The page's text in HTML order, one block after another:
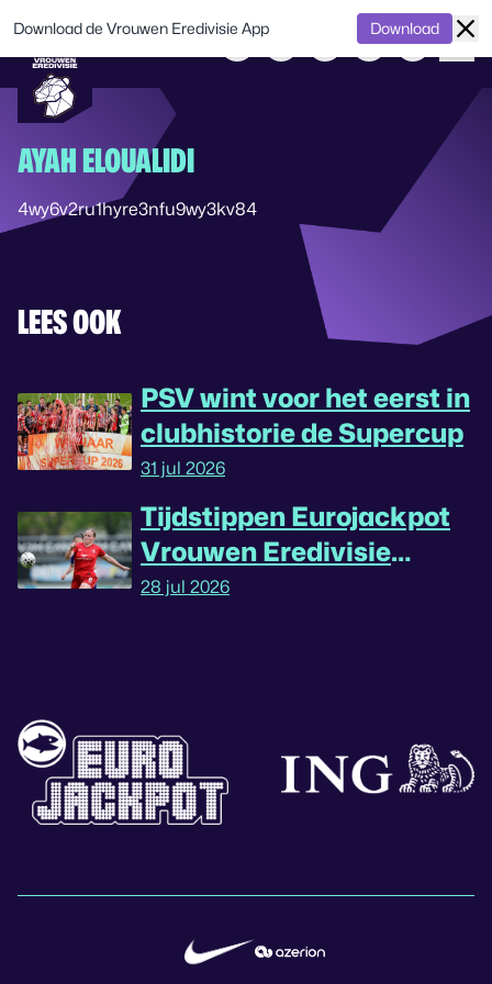
AYAH ELOUALIDI
4wy6v2ru1hyre3nfu9wy3kv84
LEES OOK
PSV wint voor het eerst in
clubhistorie de Supercup
31 jul 2026
Tijdstippen Eurojackpot
Vrouwen Eredivisie
omgedraaid
28 jul 2026
Download de Vrouwen Eredivisie App Download